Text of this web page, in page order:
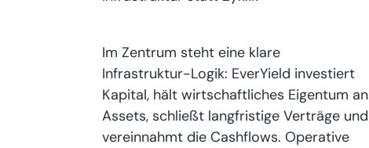
Im Zentrum steht eine klare
Infrastruktur-Logik: EverYield investiert
Kapital, hält wirtschaftliches Eigentum an
Assets, schließt langfristige Verträge und
vereinnahmt die Cashflows. Operative